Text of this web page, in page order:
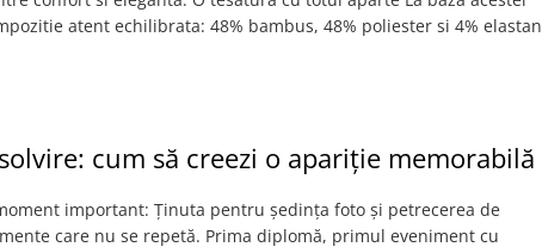
atent echilibrata: 48% bambus, 48% poliester si 4% elastan
cum să creezi o apariție memorabilă
important: Ținuta pentru ședința foto și petrecerea de
care nu se repetă. Prima diplomă, primul eveniment cu